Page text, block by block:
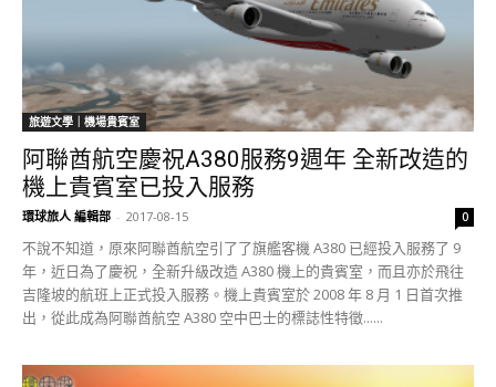
旅遊文學｜機場貴賓室
阿聯酋航空慶祝A380服務9週年 全新改造的
機上貴賓室已投入服務
環球旅人 編輯部 - 2017-08-15 0
不說不知道，原來阿聯酋航空引了了旗艦客機 A380 已經投入服務了 9
年，近日為了慶祝，全新升級改造 A380 機上的貴賓室，而且亦於飛往
吉隆坡的航班上正式投入服務。機上貴賓室於 2008 年 8 月 1 日首次推
出，從此成為阿聯酋航空 A380 空中巴士的標誌性特徵......